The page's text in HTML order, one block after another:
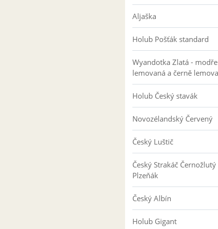
Aljaška
Holub Pošťák standard
Wyandotka Zlatá - modře
lemovaná a černě
Holub Český stavák
Novozélandský Červený
Český Luštič
Český Strakáč Černožlutý
Plzeňák
Český Albín
Holub Gigant